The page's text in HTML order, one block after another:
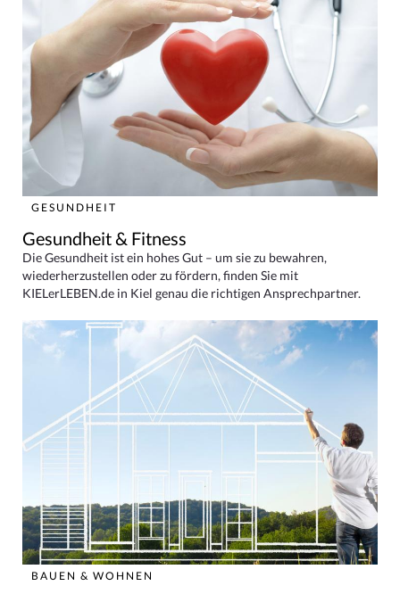
GESUNDHEIT
Gesundheit & Fitness
Die Gesundheit ist ein hohes Gut – um sie zu bewahren,
wiederherzustellen oder zu fördern, finden Sie mit
KIELerLEBEN.de in Kiel genau die richtigen Ansprechpartner.
BAUEN & WOHNEN